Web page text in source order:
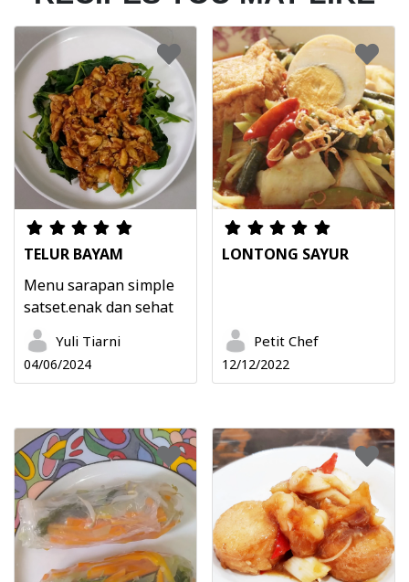
TELUR BAYAM
Menu sarapan simple
satset.enak dan sehat
Yuli Tiarni
04/06/2024
LONTONG SAYUR
Petit Chef
12/12/2022